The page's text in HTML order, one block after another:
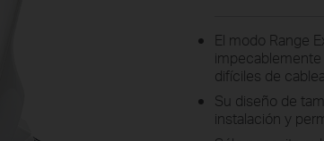
El modo Range
difíciles de
Su diseño de
instalación y